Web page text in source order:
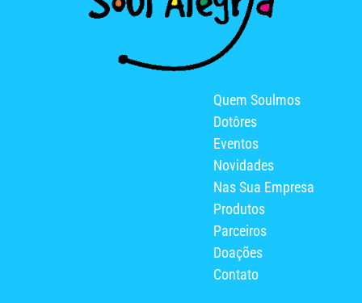
Quem Soulmos
Dotôres
Eventos
Novidades
Nas Sua Empresa
Produtos
Parceiros
Doações
Contato